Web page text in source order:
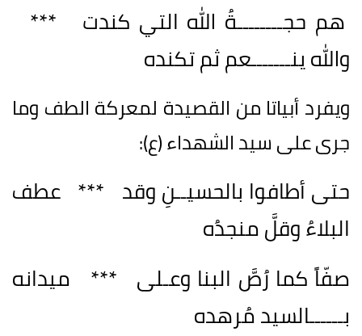
هم حجــــــــةُ الله التي كندت ***
والله ينـــــــعم ثم تكنده
ويفرد أبياتا من القصيدة لمعركة الطف وما
جرى على سيد الشهداء (ع):
حتى أطافوا بالحسيــنِ وقد *** عطف
البلاءُ وقلَّ منجدُه
صفّاً كما رُصَّ البنا وعـلى *** ميدانه
بــــــالسيد مُرهده